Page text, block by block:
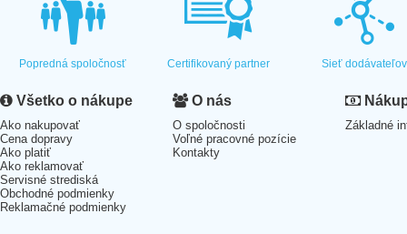
Popredná spoločnosť Certifikovaný partner Sieť dodávateľov
Všetko o nákupe
Ako nakupovať
Cena dopravy
Ako platiť
Ako reklamovať
Servisné strediská
Obchodné podmienky
Reklamačné podmienky
O nás
O spoločnosti
Voľné pracovné pozície
Kontakty
Základné